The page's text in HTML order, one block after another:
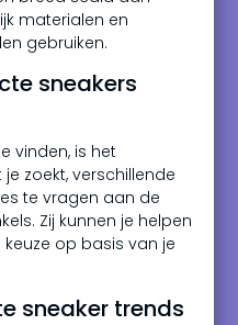
materialen en
gebruiken.
sneakers
vinden, is het
zoekt, verschillende
te vragen aan de
Zij kunnen je helpen
op basis van je
sneaker trends